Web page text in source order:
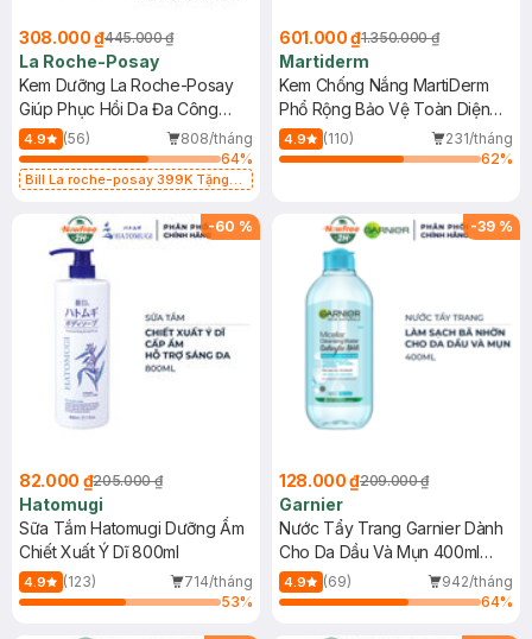
308.000 ₫445.000 ₫
La Roche-Posay
Kem Dưỡng La Roche-Posay
Giúp Phục Hồi Da Đa Công
Dụng 40ml
4.9 (56)
808/tháng
64%
Bill La roche-posay 399K Tặng
(SL có hạn)
601.000 ₫1.350.000 ₫
Martiderm
Kem Chống Nắng MartiDerm
Phổ Rộng Bảo Vệ Toàn Diện
40ml
4.9 (110)
231/tháng
62%
-60 %
82.000 ₫205.000 ₫
Hatomugi
Sữa Tắm Hatomugi Dưỡng Ẩm
Chiết Xuất Ý Dĩ 800ml
4.9 (123)
714/tháng
53%
-39 %
128.000 ₫209.000 ₫
Garnier
Nước Tẩy Trang Garnier Dành
Cho Da Dầu Và Mụn 400ml
(Mới)
4.9 (69)
942/tháng
64%